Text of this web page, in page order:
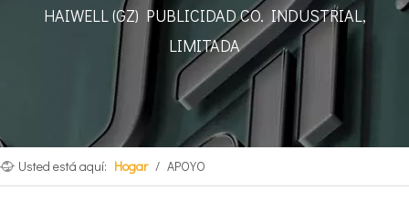
HAIWELL (GZ) PUBLICIDADCO. INDUSTRIAL,
LIMITADA
Usted está aquí: Hogar / APOYO